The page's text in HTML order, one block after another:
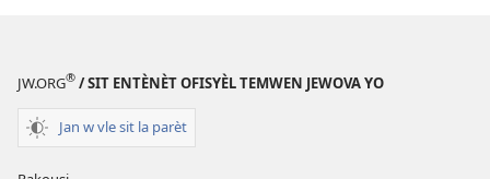
JW.ORG® / SIT ENTÈNÈT OFISYÈL TEMWEN JEWOVA YO
Jan w vle sit la parèt